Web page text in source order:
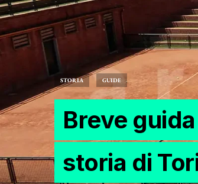
STORIA GUIDE
Breve
storia di